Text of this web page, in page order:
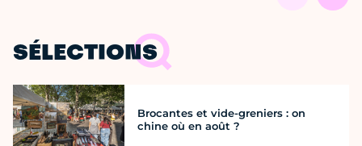
SÉLECTIONS
Brocantes et vide-greniers : on
chine où en août ?